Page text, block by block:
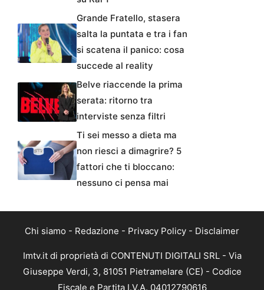
Grande Fratello, stasera
salta la puntata e tra i fan
si scatena il panico: cosa
succede al reality
Belve riaccende la prima
serata: ritorno tra
interviste senza filtri
Ti sei messo a dieta ma
non riesci a dimagrire? 5
fattori che ti bloccano:
nessuno ci pensa mai
Chi siamo - Redazione - Privacy Policy - Disclaimer
Imtv.it di proprietà di CONTENUTI DIGITALI SRL - Via
Giuseppe Verdi, 3, 81051 Pietramelare (CE) - Codice
Fiscale e Partita I.V.A. 04012790616